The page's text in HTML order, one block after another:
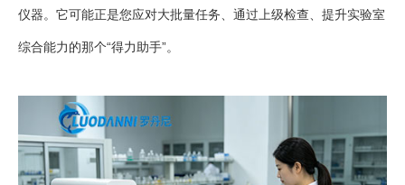
仪器。它可能正是您应对大批量任务、通过上级检查、提升实验室
综合能力的那个“得力助手”。